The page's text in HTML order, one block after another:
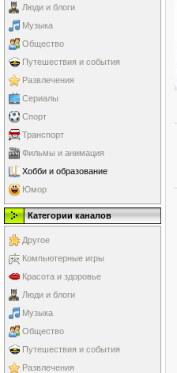
Люди и блоги
Музыка
Общество
Путешествия и события
Развлечения
Сериалы
Спорт
Транспорт
Фильмы и анимация
Хобби и образование
Юмор
Категории каналов
Другое
Компьютерные игры
Красота и здоровье
Люди и блоги
Музыка
Общество
Путешествия и события
Развлечения